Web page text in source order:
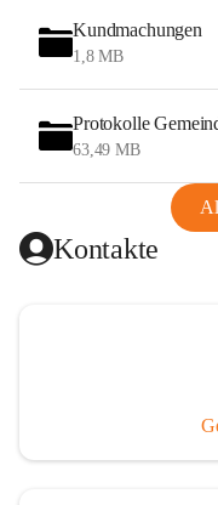
Kundmachungen
1,8 MB
Protokolle
63,49 MB
Kontakte